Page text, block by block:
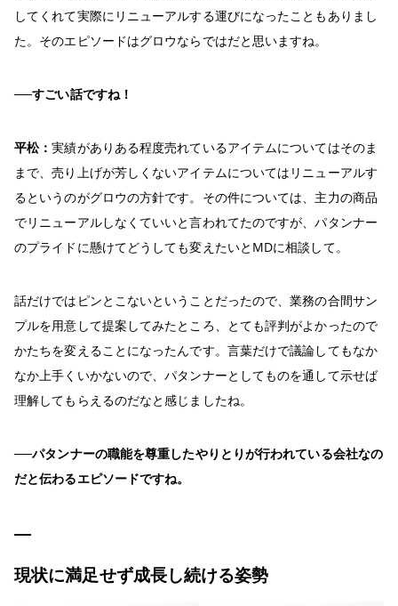
してくれて実際にリニューアルする運びになったこともありまし
た。そのエピソードはグロウならではだと思いますね。
──すごい話ですね！
平松：実績がありある程度売れているアイテムについてはそのま
まで、売り上げが芳しくないアイテムについてはリニューアルす
るというのがグロウの方針です。その件については、主力の商品
でリニューアルしなくていいと言われてたのですが、パタンナー
のプライドに懸けてどうしても変えたいとMDに相談して。
話だけではピンとこないということだったので、業務の合間サン
プルを用意して提案してみたところ、とても評判がよかったので
かたちを変えることになったんです。言葉だけで議論してもなか
なか上手くいかないので、パタンナーとしてものを通して示せば
理解してもらえるのだなと感じましたね。
──パタンナーの職能を尊重したやりとりが行われている会社なの
だと伝わるエピソードですね。
現状に満足せず成長し続ける姿勢